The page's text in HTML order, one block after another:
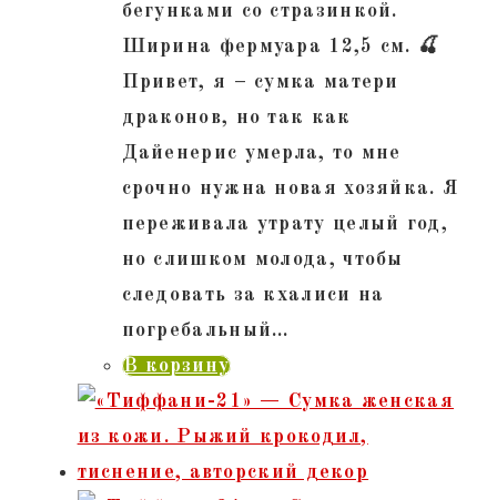
бегунками со стразинкой.
Ширина фермуара 12,5 см. 🍒
Привет, я – сумка матери
драконов, но так как
Дайенерис умерла, то мне
срочно нужна новая хозяйка. Я
переживала утрату целый год,
но слишком молода, чтобы
следовать за кхалиси на
погребальный…
В корзину